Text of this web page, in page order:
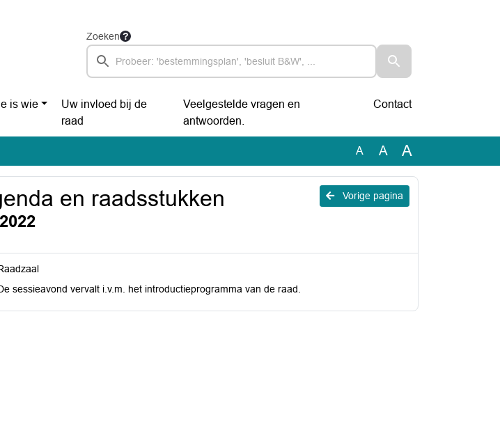
Zoeken
is wie
Uw invloed bij de
raad
Veelgestelde vragen en
antwoorden.
Contact
A A A
Vorige pagina
en raadsstukken
sessieavond vervalt i.v.m. het introductieprogramma van de raad.